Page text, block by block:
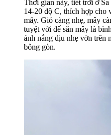
Thời gian này, tiết trời ở
14-20 độ C, thích hợp cho
mây. Gió càng nhẹ, mây
tuyệt vời để săn mây là
ánh nắng dịu nhẹ vờn trên
bông gòn.